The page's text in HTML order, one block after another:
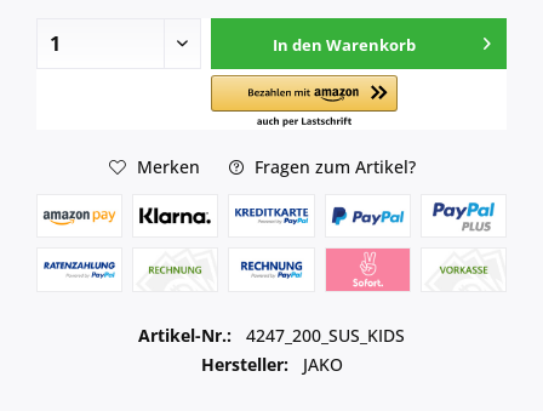
In den Warenkorb
Merken Fragen zum Artikel?
Artikel-Nr.:
4247_200_SUS_KIDS
Hersteller:
JAKO